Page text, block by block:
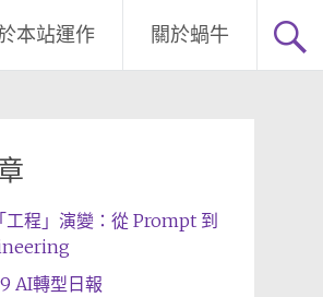
本站運作 關於蝸牛
工程」演變：從 Prompt 到
AI轉型日報